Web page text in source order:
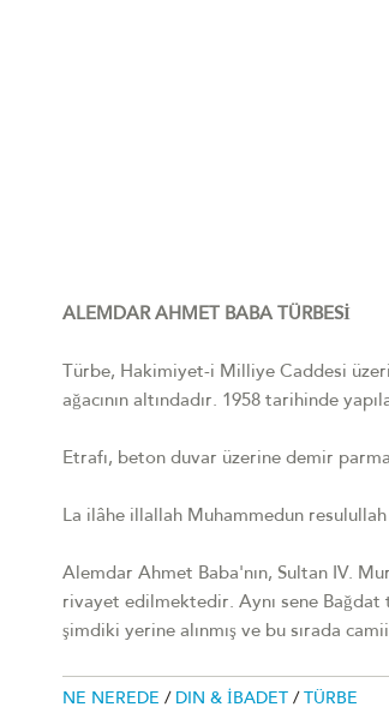
ALEMDAR AHMET BABA TÜRBESİ
Türbe, Hakimiyet-i Milliye Caddesi
ağacının altındadır. 1958 tarihinde
Etrafı, beton duvar üzerine demir
La ilâhe illallah Muhammedun
Alemdar Ahmet Baba'nın, Sultan IV.
rivayet edilmektedir. Aynı sene
şimdiki yerine alınmış ve bu sırada
NE NEREDE / DIN & İBADET / TÜRBE